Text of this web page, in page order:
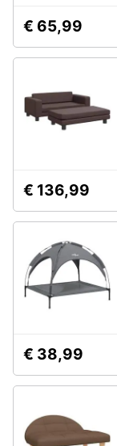
€ 65,99
€ 136,99
€ 38,99